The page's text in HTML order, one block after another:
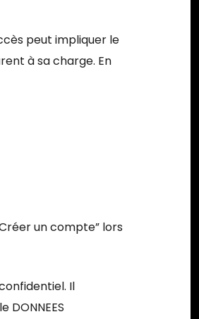
peut impliquer le
à sa charge. En
un compte” lors
Il